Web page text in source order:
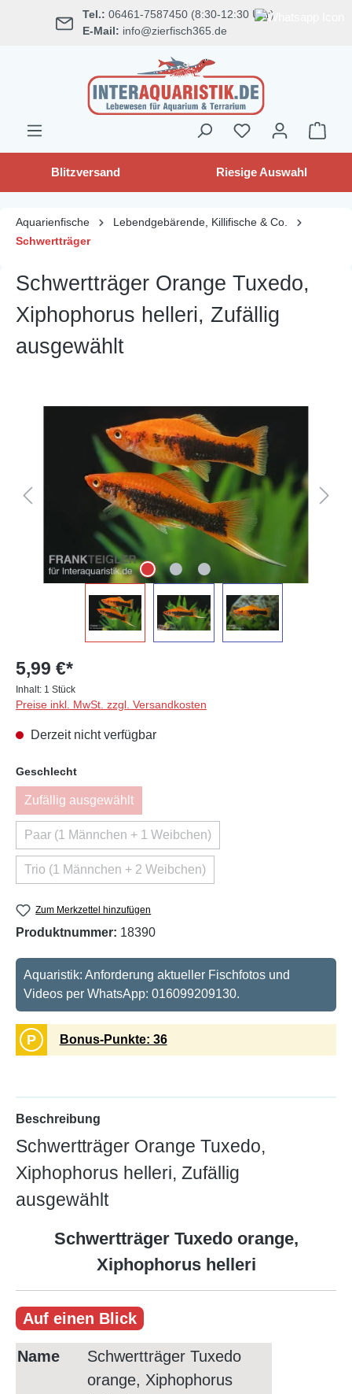
springen Tel.: 06461-7587450 (8:30-12:30 Uhr)
E-Mail: info@zierfisch365.de
Blitzversand Riesige Auswahl
Aquarienfische
Lebendgebärende, Killifische & Co.
Schwertträger
Schwertträger Orange Tuxedo,
Xiphophorus helleri, Zufällig
ausgewählt
5,99 €*
Inhalt: 1 Stück
Preise inkl. MwSt. zzgl. Versandkosten
Derzeit nicht verfügbar
Geschlechtauswählen
Zufällig ausgewählt
(Diese Option ist zurzeit nicht verfügbar.)
Paar (1 Männchen + 1 Weibchen)
(Diese Option ist zurzeit nicht verfügbar.)
Trio (1 Männchen + 2 Weibchen)
(Diese Option ist zurzeit nicht verfügbar.)
Zum Merkzettel hinzufügen
Produktnummer: 18390
Aquaristik: Anforderung aktueller Fischfotos und
Videos per WhatsApp: 016099209130.
P Bonus-Punkte: 36
Beschreibung
Schwertträger Orange Tuxedo,
Xiphophorus helleri, Zufällig
ausgewählt
Schwertträger Tuxedo orange,
Xiphophorus helleri
Auf einen Blick
Name
Schwertträger Tuxedo
orange, Xiphophorus